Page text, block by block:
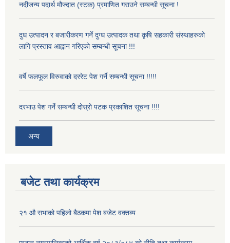
नदीजन्य पदार्थ मौज्दात (स्टक) प्रमाणित गराउने सम्बन्धी सूचना !
दुध उत्पादन र बजारीकरण गर्ने दुग्ध उत्पादक तथा कृषि सहकारी संस्थाहरुको
लागि प्रस्ताव आह्वान गरिएको सम्बन्धी सूचना !!!
वर्षे फलफूल विरुवाको दररेट पेश गर्ने सम्बन्धी सूचना !!!!!
दरभाउ पेश गर्ने सम्बन्धी दोस्रो पटक प्रकाशित सूचना !!!!
अन्य
बजेट तथा कार्यक्रम
२१ औ सभाको पहिलो बैठकमा पेश बजेट वक्तब्य